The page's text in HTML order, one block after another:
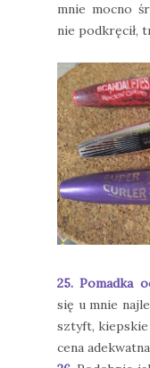
mnie mocno
nie podkręcił,
25. Pomadka
się u mnie
sztyft,
cena